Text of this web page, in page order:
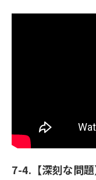
7-4.【深刻な問